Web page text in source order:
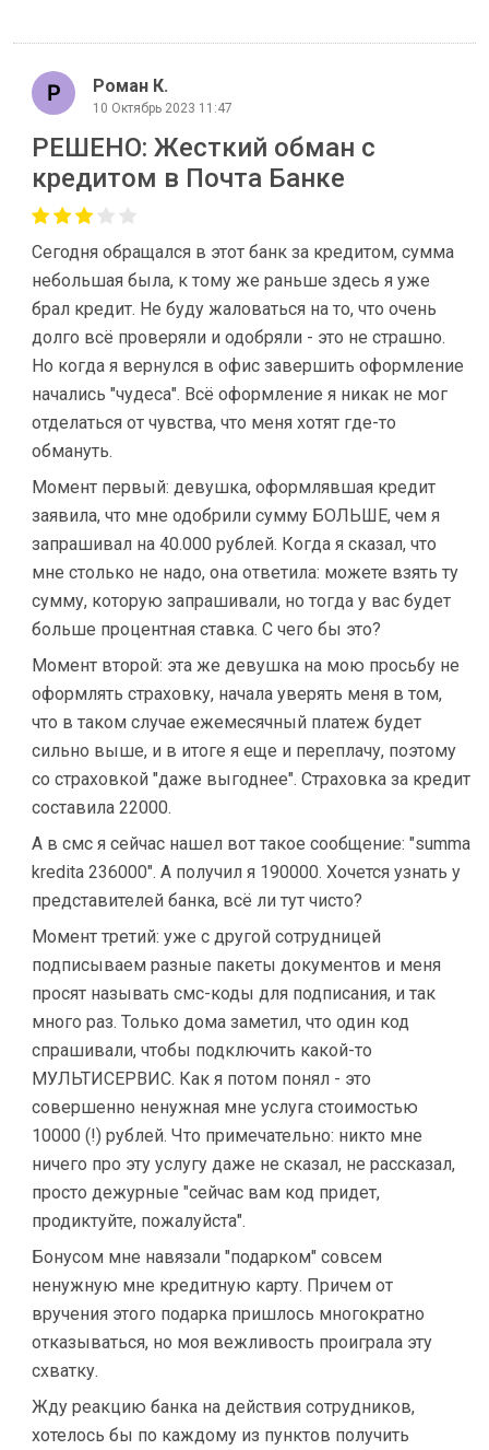
Роман К.
10 Октябрь 2023 11:47
РЕШЕНО: Жесткий обман с
кредитом в Почта Банке
Сегодня обращался в этот банк за кредитом, сумма
небольшая была, к тому же раньше здесь я уже
брал кредит. Не буду жаловаться на то, что очень
долго всё проверяли и одобряли - это не страшно.
Но когда я вернулся в офис завершить оформление
начались "чудеса". Всё оформление я никак не мог
отделаться от чувства, что меня хотят где-то
обмануть.
Момент первый: девушка, оформлявшая кредит
заявила, что мне одобрили сумму БОЛЬШЕ, чем я
запрашивал на 40.000 рублей. Когда я сказал, что
мне столько не надо, она ответила: можете взять ту
сумму, которую запрашивали, но тогда у вас будет
больше процентная ставка. С чего бы это?
Момент второй: эта же девушка на мою просьбу не
оформлять страховку, начала уверять меня в том,
что в таком случае ежемесячный платеж будет
сильно выше, и в итоге я еще и переплачу, поэтому
со страховкой "даже выгоднее". Страховка за кредит
составила 22000.
А в смс я сейчас нашел вот такое сообщение: "summa
kredita 236000". А получил я 190000. Хочется узнать у
представителей банка, всё ли тут чисто?
Момент третий: уже с другой сотрудницей
подписываем разные пакеты документов и меня
просят называть смс-коды для подписания, и так
много раз. Только дома заметил, что один код
спрашивали, чтобы подключить какой-то
МУЛЬТИСЕРВИС. Как я потом понял - это
совершенно ненужная мне услуга стоимостью
10000 (!) рублей. Что примечательно: никто мне
ничего про эту услугу даже не сказал, не рассказал,
просто дежурные "сейчас вам код придет,
продиктуйте, пожалуйста".
Бонусом мне навязали "подарком" совсем
ненужную мне кредитную карту. Причем от
вручения этого подарка пришлось многократно
отказываться, но моя вежливость проиграла эту
схватку.
Жду реакцию банка на действия сотрудников,
хотелось бы по каждому из пунктов получить